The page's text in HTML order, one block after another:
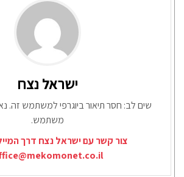
ישראל נצח
שים לב: חסר תיאור ביוגרפי למשתמש זה.
משתמש.
צור קשר עם ישראל נצח דרך